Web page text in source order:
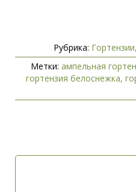
Рубрика: Гортензии,
Метки: ампельная
гортензия белоснежка,